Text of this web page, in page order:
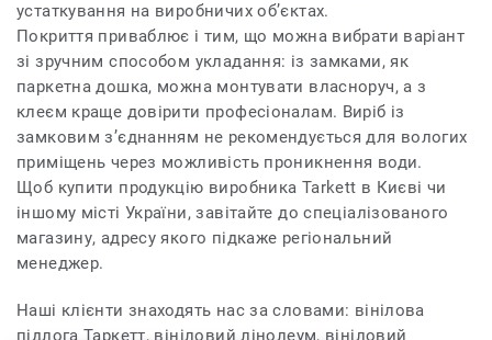
устаткування на виробничих об’єктах.
Покриття приваблює і тим, що можна вибрати варіант
зі зручним способом укладання: із замками, як
паркетна дошка, можна монтувати власноруч, а з
клеєм краще довірити професіоналам. Виріб із
замковим з’єднанням не рекомендується для вологих
приміщень через можливість проникнення води.
Щоб купити продукцію виробника Tarkett в Києві чи
іншому місті України, завітайте до спеціалізованого
магазину, адресу якого підкаже регіональний
менеджер.
Наші клієнти знаходять нас за словами: вінілова
підлога Таркетт, вініловий лінолеум, вініловий